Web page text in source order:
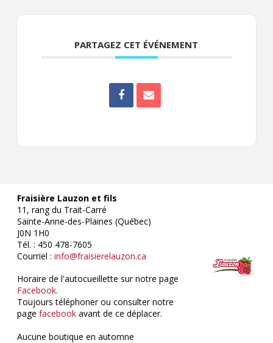
PARTAGEZ CET ÉVÉNEMENT
Fraisière Lauzon et fils
11, rang du Trait-Carré
Sainte-Anne-des-Plaines (Québec)
J0N 1H0
Tél. : 450 478-7605
Courriel : info@fraisierelauzon.ca
Horaire de l'autocueillette sur notre page
Facebook.
Toujours téléphoner ou consulter notre
page facebook avant de ce déplacer.
Aucune boutique en automne